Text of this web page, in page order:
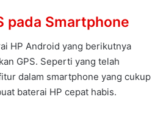
pada Smartphone
HP Android yang berikutnya
GPS. Seperti yang telah
dalam smartphone yang cukup
baterai HP cepat habis.